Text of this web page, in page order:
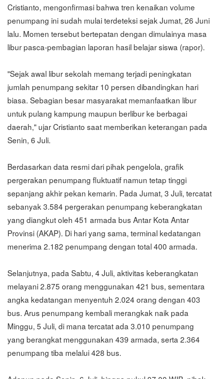
Cristianto, mengonfirmasi bahwa tren kenaikan volume
penumpang ini sudah mulai terdeteksi sejak Jumat, 26 Juni
lalu. Momen tersebut bertepatan dengan dimulainya masa
libur pasca-pembagian laporan hasil belajar siswa (rapor).
"Sejak awal libur sekolah memang terjadi peningkatan
jumlah penumpang sekitar 10 persen dibandingkan hari
biasa. Sebagian besar masyarakat memanfaatkan libur
untuk pulang kampung maupun berlibur ke berbagai
daerah," ujar Cristianto saat memberikan keterangan pada
Senin, 6 Juli.
Berdasarkan data resmi dari pihak pengelola, grafik
pergerakan penumpang fluktuatif namun tetap tinggi
sepanjang akhir pekan kemarin. Pada Jumat, 3 Juli, tercatat
sebanyak 3.584 pergerakan penumpang keberangkatan
yang diangkut oleh 451 armada bus Antar Kota Antar
Provinsi (AKAP). Di hari yang sama, terminal kedatangan
menerima 2.182 penumpang dengan total 400 armada.
Selanjutnya, pada Sabtu, 4 Juli, aktivitas keberangkatan
melayani 2.875 orang menggunakan 421 bus, sementara
angka kedatangan menyentuh 2.024 orang dengan 403
bus. Arus penumpang kembali merangkak naik pada
Minggu, 5 Juli, di mana tercatat ada 3.010 penumpang
yang berangkat menggunakan 439 armada, serta 2.364
penumpang tiba melalui 428 bus.